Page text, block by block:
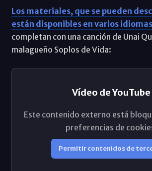
Los materiales, que se pueden
están disponibles en varios
completan con una canción de Unai
malagueño Soplos de Vida:
Vídeo de YouTube
Este contenido externo está
preferencias de
Permitir contenidos de